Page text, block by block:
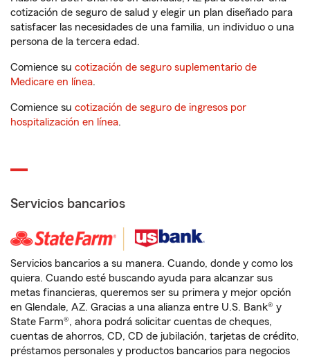
cotización de seguro de salud y elegir un plan diseñado para
satisfacer las necesidades de una familia, un individuo o una
persona de la tercera edad.
Comience su cotización de seguro suplementario de
Medicare en línea.
Comience su cotización de seguro de ingresos por
hospitalización en línea.
Servicios bancarios
Servicios bancarios a su manera. Cuando, donde y como los
quiera. Cuando esté buscando ayuda para alcanzar sus
metas financieras, queremos ser su primera y mejor opción
en Glendale, AZ. Gracias a una alianza entre U.S. Bank® y
State Farm®, ahora podrá solicitar cuentas de cheques,
cuentas de ahorros, CD, CD de jubilación, tarjetas de crédito,
préstamos personales y productos bancarios para negocios